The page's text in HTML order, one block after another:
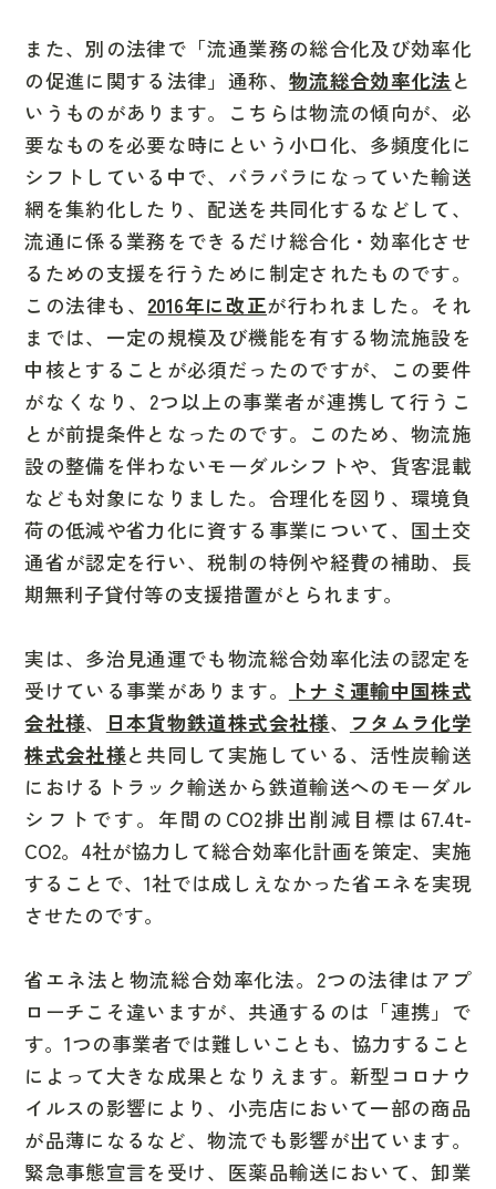
また、別の法律で 「流通業務の総合化及び効率化
の促進に関する法律」 通称、 物流総合効率化法 と
いうものがあります。こちらは物流の傾向が、 必
要なものを必要な時にという小口化、多頻度化に
シフト している中で、 バラバラになっていた輸送
網を集約化したり、配送を共同化する などして、
流通に係る業務をできるだけ総合化・効率化させ
る ための支援を行うために制定されたものです。
この法律も、 2016年に改正が行われました。それ
までは、 一定の規模及び機能を有する物流施設を
中核とすることが必須だったのですが、この要件
がなくなり、 2つ以上の事業者が連携して行うこ
とが前提条件となった のです。このため、物流施
設の整備を伴わないモーダルシフトや、貨客混載
なども対象になりました。合理化を図り、環境負
荷の低減や省力化に資する事業について、国土交
通省が認定を行い、税制の特例や経費の補助、長
期無利子貸付等の支援措置がとられます。
実は、 多治見通運でも物流総合効率化法の認定を
受けている事業があります。
トナミ運輸中国株式
会社様、 日本貨物鉄道株式会社様、 フタムラ化学
株式会社様と共同して実施している、 活性炭輸送
におけるトラック輸送から鉄道輸送へのモーダル
シフト です。年間のCO2排出削減目標は67.4t-
CO2。4社が協力して総合効率化計画を策定、実施
することで、1社では成しえなかった省エネを実現
させたのです。
省エネ法 と 物流総合効率化法。2つの法律はアプ
ローチこそ違いますが、共通するのは 「連携」 で
す。1つの事業者では難しいことも、協力すること
によって大きな成果となりえます。新型コロナウ
イルスの影響により、小売店において一部の商品
が品薄になるなど、物流でも影響が出ています。
緊急事態宣言を受け、医薬品輸送において、卸業